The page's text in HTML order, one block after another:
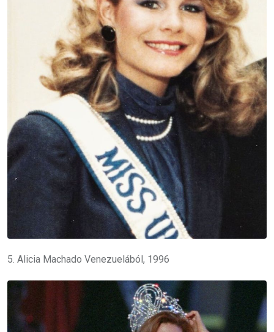
5. Alicia Machado Venezuelából, 1996